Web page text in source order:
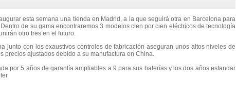
esta semana una tienda en Madrid, a la que seguirá otra en Barcelona para
de su gama encontraremos 3 modelos cien por cien eléctricos de tecnología
otro tres en el futuro.
junto con los exaustivos controles de fabricación aseguran unos altos niveles de
precios ajustados debido a su manufactura en China.
por 5 años de garantía ampliables a 9 para sus baterías y los dos años estandar